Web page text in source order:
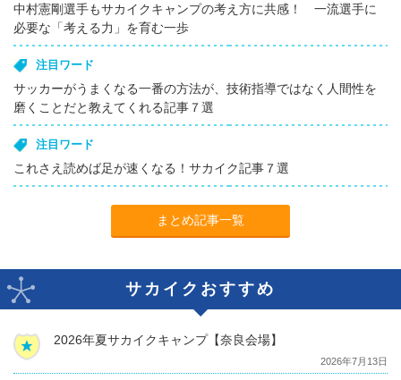
中村憲剛選手もサカイクキャンプの考え方に共感！ 一流選手に
必要な「考える力」を育む一歩
注目ワード
サッカーがうまくなる一番の方法が、技術指導ではなく人間性を
磨くことだと教えてくれる記事７選
注目ワード
これさえ読めば足が速くなる！サカイク記事７選
まとめ記事一覧
サカイクおすすめ
2026年夏サカイクキャンプ【奈良会場】
2026年7月13日